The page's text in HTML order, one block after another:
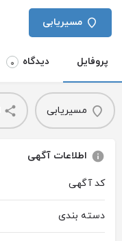
مسیریابی
پروفایل دیدگاه 0
مسیریابی
اطلاعات آگهی
کد آگهی
دسته بندی